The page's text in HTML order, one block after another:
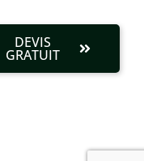
DEVIS
GRATUIT